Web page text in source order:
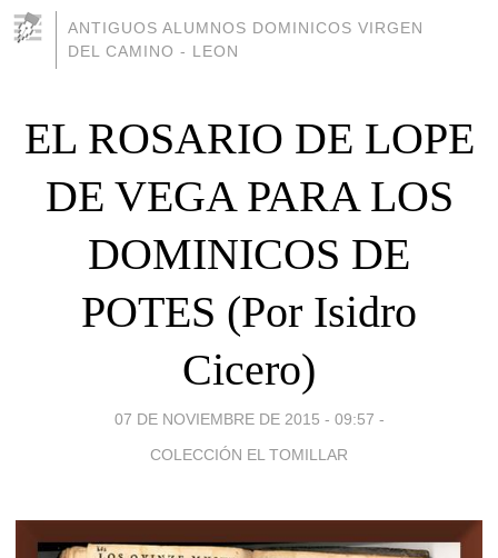
ANTIGUOS ALUMNOS DOMINICOS VIRGEN
DEL CAMINO - LEON
EL ROSARIO DE LOPE
DE VEGA PARA LOS
DOMINICOS DE
POTES (Por Isidro
Cicero)
07 DE NOVIEMBRE DE 2015 - 09:57 -
COLECCIÓN EL TOMILLAR